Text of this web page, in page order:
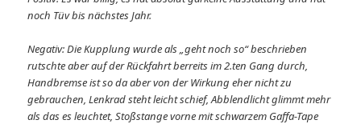
noch Tüv bis nächstes Jahr.
Negativ: Die Kupplung wurde als „geht noch so“ beschrieben
rutschte aber auf der Rückfahrt berreits im 2.ten Gang durch,
Handbremse ist so da aber von der Wirkung eher nicht zu
gebrauchen, Lenkrad steht leicht schief, Abblendlicht glimmt mehr
als das es leuchtet, Stoßstange vorne mit schwarzem Gaffa-Tape